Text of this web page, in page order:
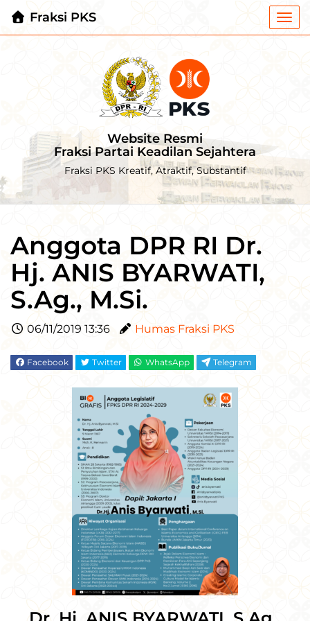
Fraksi PKS
Website Resmi
Fraksi Partai Keadilan Sejahtera
Fraksi PKS Kreatif, Atraktif, Substantif
Anggota DPR RI Dr.
Hj. ANIS BYARWATI,
S.Ag., M.Si.
06/11/2019 13:36 Humas Fraksi PKS
Facebook Twitter WhatsApp Telegram